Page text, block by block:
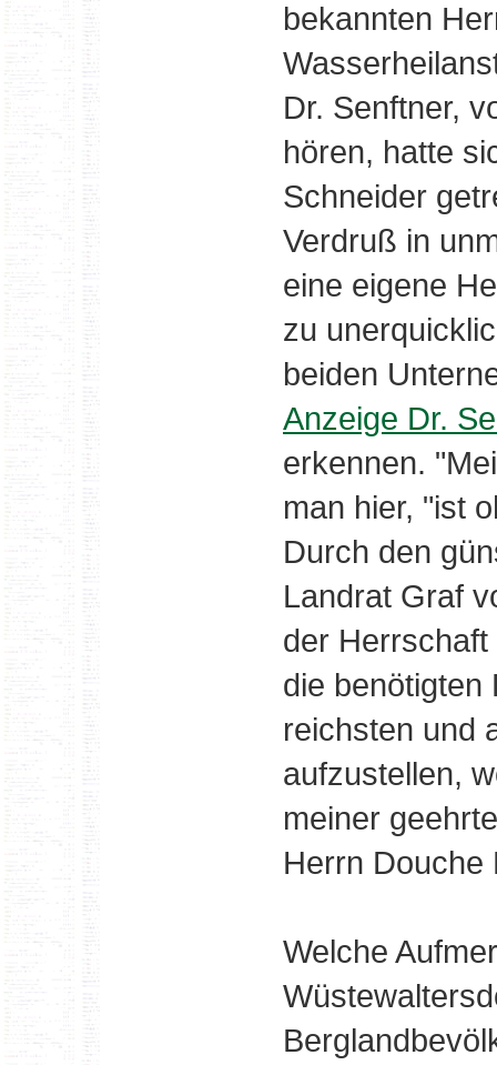
bekannten
Dr. Senftner,
hören, hatte
Schneider
Verdruß in
eine eigene
zu
beiden
Anzeige Dr.
erkennen.
man hier, "ist
Durch den
Landrat Graf
der
die benötigten
reichsten und
aufzustellen,
meiner
Herrn Douche
Welche